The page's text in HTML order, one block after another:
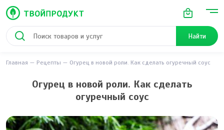
Найти
Главная Рецепты Огурец в новой роли. Как сделать огуречный cоус
Огурец в новой роли. Как сделать
огуречный cоус